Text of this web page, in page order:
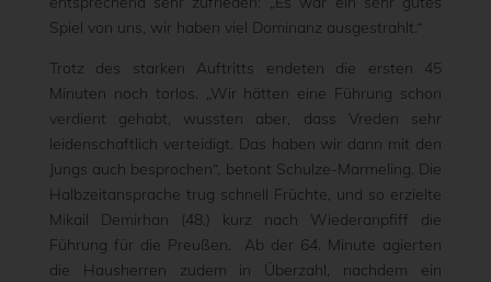
Spiel von uns, wir haben viel Dominanz ausgestrahlt.“
Trotz des starken Auftritts endeten die ersten 45
Minuten noch torlos. „Wir hätten eine Führung schon
verdient gehabt, wussten aber, dass Vreden sehr
leidenschaftlich verteidigt. Das haben wir dann mit den
Jungs auch besprochen“, betont Schulze-Marmeling. Die
Halbzeitansprache trug schnell Früchte, und so erzielte
Mikail Demirhan (48.) kurz nach Wiederanpfiff die
Führung für die Preußen. Ab der 64. Minute agierten
die Hausherren zudem in Überzahl, nachdem ein